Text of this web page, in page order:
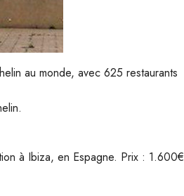
au monde, avec 625 restaurants
à Ibiza, en Espagne. Prix : 1.600€